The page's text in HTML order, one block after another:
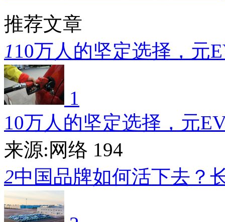
推荐文章
110万人的坚定选择，元
1
10万人的坚定选择，元
来源:网络 194
2中国品牌如何活下去？